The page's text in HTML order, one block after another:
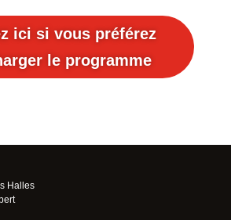
ici si vous préférez
le programme
Halles